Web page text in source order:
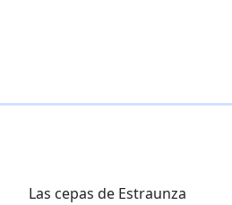
Las cepas de Estraunza